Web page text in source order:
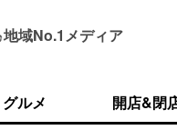
地域No.1メディア
グルメ 開店&閉